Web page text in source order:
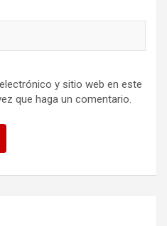
y sitio web en este
que haga un comentario.